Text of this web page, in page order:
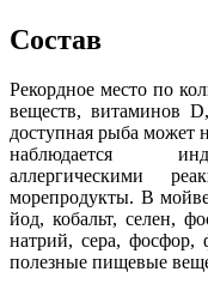
Состав
Рекордное место по
веществ, витаминов
доступная рыба может
наблюдается
аллергическими
морепродукты. В
йод, кобальт, селен,
натрий, сера,
полезные пищевые